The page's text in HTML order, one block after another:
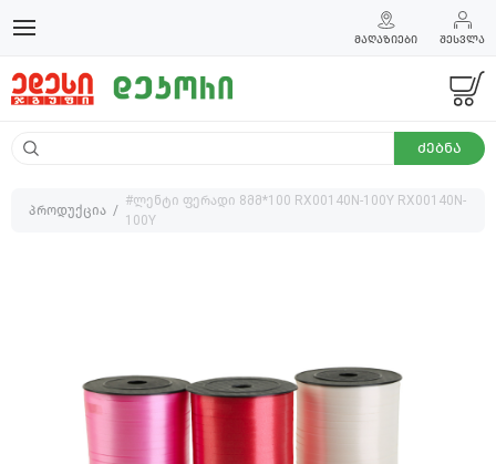
ᲛᲐᲦᲐᲖᲘᲔᲑᲘ ᲨᲔᲡᲕᲚᲐ
ᲫᲔᲑᲜᲐ
პროდუქცია
#ლენტი ფერადი 8მმ*100 RX00140N-100Y RX00140N-
100Y